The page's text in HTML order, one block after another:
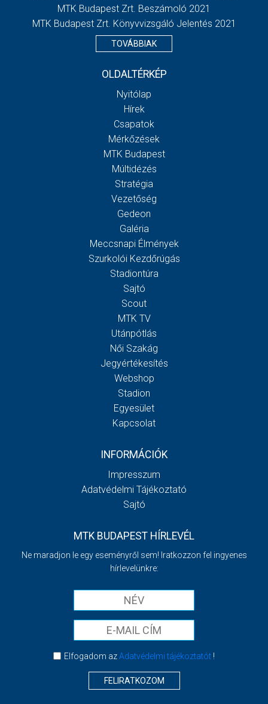
MTK Budapest Zrt. Beszámoló 2021
MTK Budapest Zrt. Könyvvizsgáló Jelentés 2021
TOVÁBBIAK
OLDALTÉRKÉP
Nyitólap
Hírek
Csapatok
Mérkőzések
MTK Budapest
Múltidézés
Stratégia
Vezetőség
Gedeon
Galéria
Meccsnapi Élmények
Szurkolói Kezdőrúgás
Stadiontúra
Sajtó
Scout
MTK TV
Utánpótlás
Női Szakág
Jegyértékesítés
Webshop
Stadion
Egyesület
Kapcsolat
INFORMÁCIÓK
Impresszum
Adatvédelmi Tájékoztató
Sajtó
MTK BUDAPEST HÍRLEVÉL
Ne maradjon le egy eseményről sem! Iratkozzon fel ingyenes
hírlevelünkre:
Elfogadom azAdatvédelmi tájékoztatót!
FELIRATKOZOM